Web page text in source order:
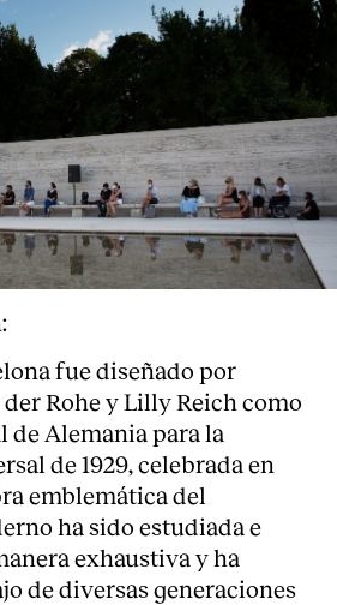
Index
fue diseñado por
Rohe y Lilly Reich como
de Alemania para la
de 1929, celebrada en
emblemática del
ha sido estudiada e
exhaustiva y ha
de diversas generaciones